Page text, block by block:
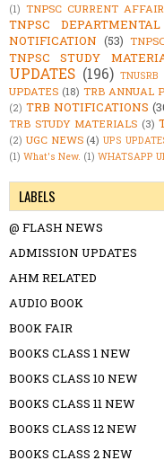
(1) TNPSC CURRENT
TNPSC
NOTIFICATION (53)
TNPSC STUDY
UPDATES (196) TNUSRB
UPDATES (18) TRB ANNUAL
(2) TRB NOTIFICATIONS
TRB STUDY MATERIALS (3)
(2) UGC NEWS (4) UPS
(1) What's New. (1) WHATSAPP
LABELS
@ FLASH NEWS
ADMISSION UPDATES
AHM RELATED
AUDIO BOOK
BOOK FAIR
BOOKS CLASS 1 NEW
BOOKS CLASS 10 NEW
BOOKS CLASS 11 NEW
BOOKS CLASS 12 NEW
BOOKS CLASS 2 NEW